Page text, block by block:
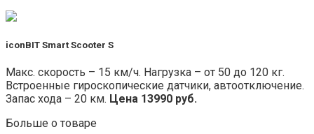
iconBIT Smart Scooter S
Макс. скорость – 15 км/ч. Нагрузка – от 50 до 120 кг.
Встроенные гироскопические датчики, автоотключение.
Запас хода – 20 км. Цена 13990 руб.
Больше о товаре